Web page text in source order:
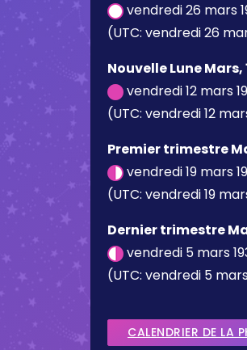
vendredi 26 mars
(UTC: vendredi 26
Nouvelle Lune Mars,
vendredi 12 mars
(UTC: vendredi 12
Premier trimestre
vendredi 19 mars
(UTC: vendredi 19
Dernier trimestre
vendredi 5 mars
(UTC: vendredi 5
CALENDRIER DE LA